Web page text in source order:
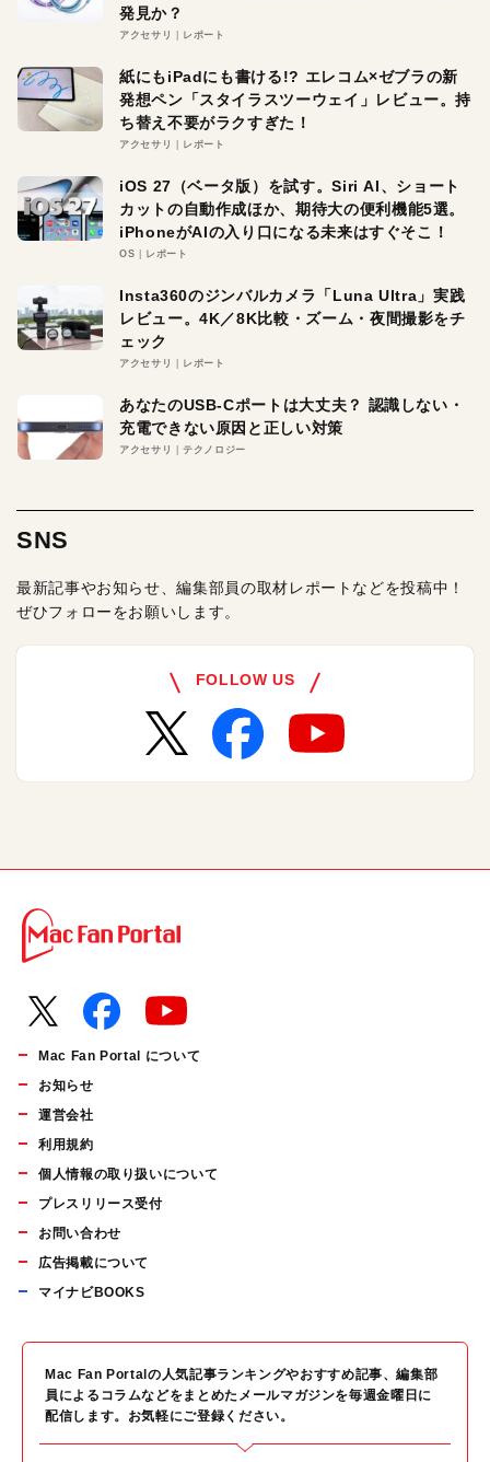
発見か？
アクセサリ レポート
紙にもiPadにも書ける!? エレコム×ゼブラの新
発想ペン「スタイラスツーウェイ」レビュー。持
ち替え不要がラクすぎた！
アクセサリ レポート
iOS 27（ベータ版）を試す。Siri AI、ショート
カットの自動作成ほか、期待大の便利機能5選。
iPhoneがAIの入り口になる未来はすぐそこ！
OS レポート
Insta360のジンバルカメラ「Luna Ultra」実践
レビュー。4K／8K比較・ズーム・夜間撮影をチ
ェック
アクセサリ レポート
あなたのUSB-Cポートは大丈夫？ 認識しない・
充電できない原因と正しい対策
アクセサリ テクノロジー
SNS
最新記事やお知らせ、編集部員の取材レポートなどを投稿中！
ぜひフォローをお願いします。
FOLLOW US
Mac Fan Portal について
お知らせ
運営会社
利用規約
個人情報の取り扱いについて
プレスリリース受付
お問い合わせ
広告掲載について
マイナビBOOKS
Mac Fan Portalの人気記事ランキングやおすすめ記事、編集部
員によるコラムなどをまとめたメールマガジンを毎週金曜日に
配信します。お気軽にご登録ください。